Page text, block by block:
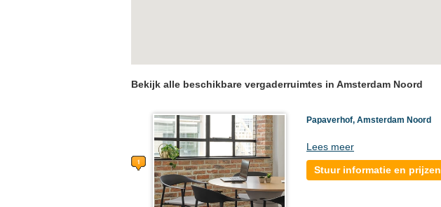
Bekijk alle beschikbare vergaderruimtes in Amsterdam Noord
Papaverhof, Amsterdam Noord
Lees meer
Stuur informatie en prijzen